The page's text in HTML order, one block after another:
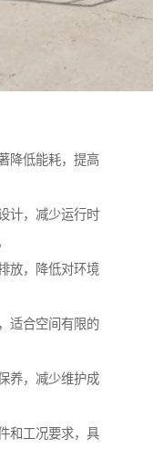
降低能耗，提高
计，减少运行时
放，降低对环境
适合空间有限的
养，减少维护成
和工况要求，具